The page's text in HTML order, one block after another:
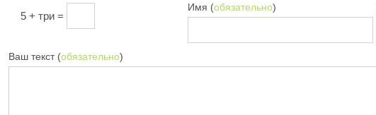
Имя (обязательно)
5 + три =
Ваш текст (обязательно)